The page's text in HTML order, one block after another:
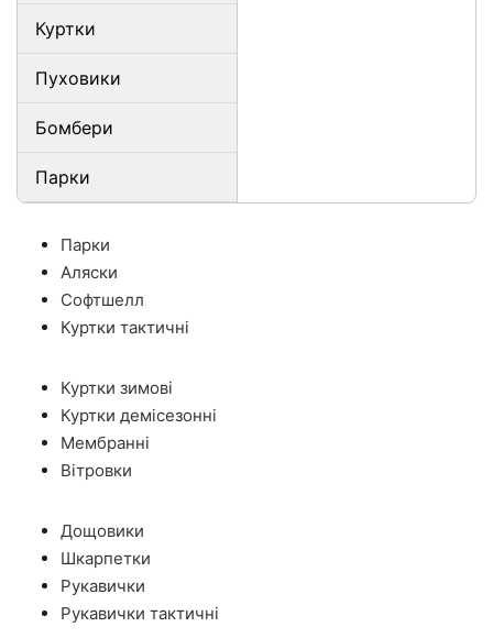
Куртки
Пуховики
Бомбери
Парки
Парки
Аляски
Софтшелл
Куртки тактичні
Куртки зимові
Куртки демісезонні
Мембранні
Вітровки
Дощовики
Шкарпетки
Рукавички
Рукавички тактичні